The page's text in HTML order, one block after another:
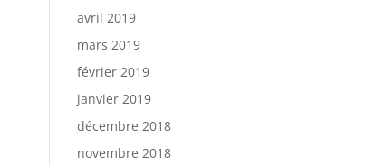
avril 2019
mars 2019
février 2019
janvier 2019
décembre 2018
novembre 2018